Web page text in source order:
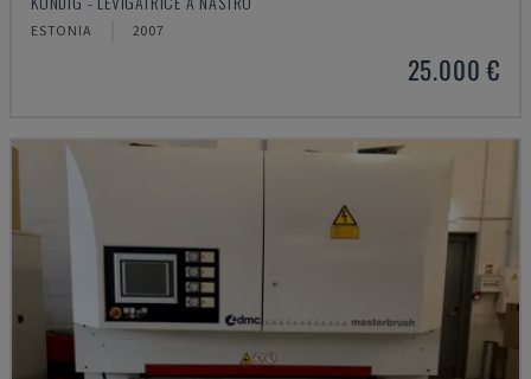
ESTONIA 2007
25.000 €